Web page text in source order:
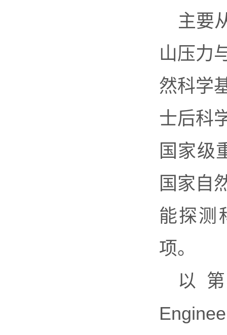
主要
山压力
然科学
士后科
国家级
国家自
能探测
项。
以